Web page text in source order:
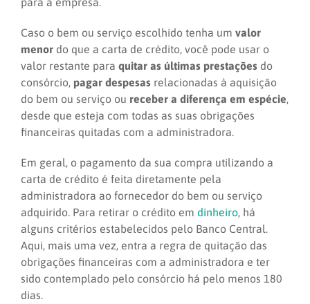
Caso o bem ou serviço escolhido tenha um valor
menor do que a carta de crédito, você pode usar o
valor restante para quitar as últimas prestações do
consórcio, pagar despesas relacionadas à aquisição
do bem ou serviço ou receber a diferença em espécie,
desde que esteja com todas as suas obrigações
financeiras quitadas com a administradora.
Em geral, o pagamento da sua compra utilizando a
carta de crédito é feita diretamente pela
administradora ao fornecedor do bem ou serviço
adquirido. Para retirar o crédito em dinheiro, há
alguns critérios estabelecidos pelo Banco Central.
Aqui, mais uma vez, entra a regra de quitação das
obrigações financeiras com a administradora e ter
sido contemplado pelo consórcio há pelo menos 180
dias.